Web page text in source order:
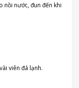
nồi nước, đun đến khi
viên đá lạnh.